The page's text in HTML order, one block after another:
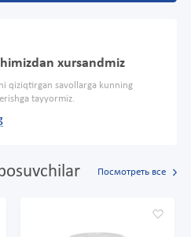
xursandmiz
qiziqtirgan savollarga kunning
tayyormiz.
Посмотреть все